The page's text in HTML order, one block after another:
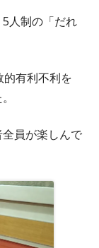
人制の「だれ
有利不利を
員が楽しんで